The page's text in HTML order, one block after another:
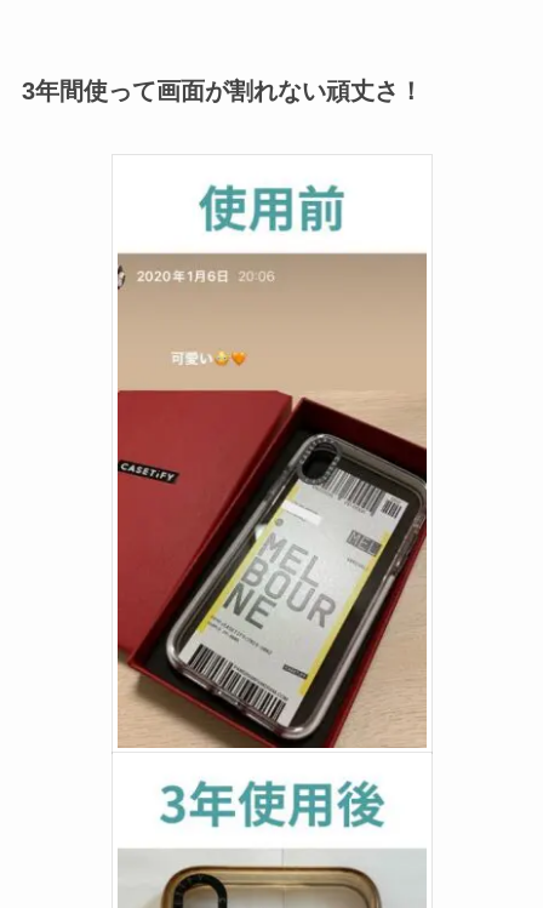
3年間使って画面が割れない頑丈さ！